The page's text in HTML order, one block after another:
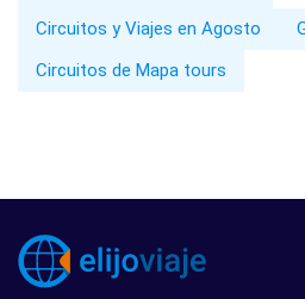
Circuitos y Viajes en Agosto
Circuitos de Mapa tours